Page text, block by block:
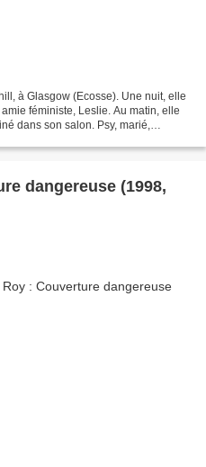
à Glasgow (Ecosse). Une nuit, elle
féministe, Leslie. Au matin, elle
dans son salon. Psy, marié,
dangereuse (1998,